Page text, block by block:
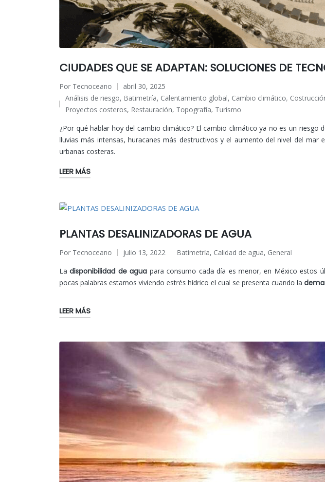
CIUDADES QUE SE ADAPTAN: SOLUCIONES DE
Publicado
por
Por Tecnoceano abril 30, 2025
Publicado
Análisis de riesgo, Batimetría, Calentamiento global, Cambio climático,
Proyectos costeros, Restauración, Topografía, Turismo
¿Por qué hablar hoy del cambio climático? El cambio climático ya no es un
lluvias más intensas, huracanes más destructivos y el aumento del nivel del
urbanas costeras.
LEER MÁS
PLANTAS DESALINIZADORAS DE AGUA
Publicado
por
Por Tecnoceano julio 13, 2022
Publicado
en
Batimetría, Calidad de agua, General
Ladisponibilidad de agua para consumo cada día es menor, en México estos
pocas palabras estamos viviendo estrés hídrico el cual se presenta cuando la
LEER MÁS